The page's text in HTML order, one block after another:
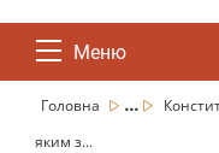
Меню
Головна ...
яким з...